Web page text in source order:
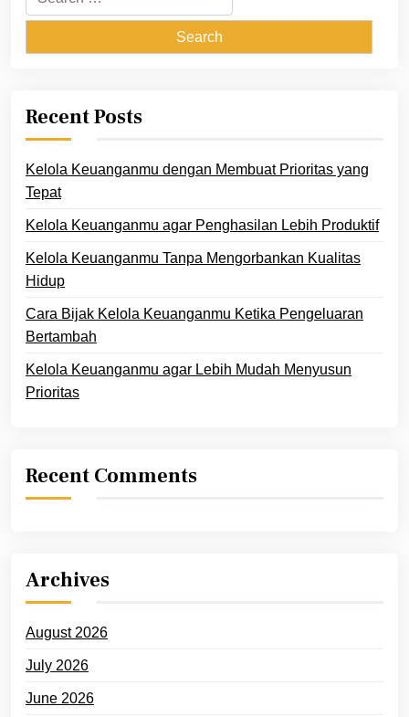
for:
Recent Posts
Kelola Keuanganmu dengan Membuat Prioritas yang
Tepat
Kelola Keuanganmu agar Penghasilan Lebih Produktif
Kelola Keuanganmu Tanpa Mengorbankan Kualitas
Hidup
Cara Bijak Kelola Keuanganmu Ketika Pengeluaran
Bertambah
Kelola Keuanganmu agar Lebih Mudah Menyusun
Prioritas
Recent Comments
Archives
August 2026
July 2026
June 2026